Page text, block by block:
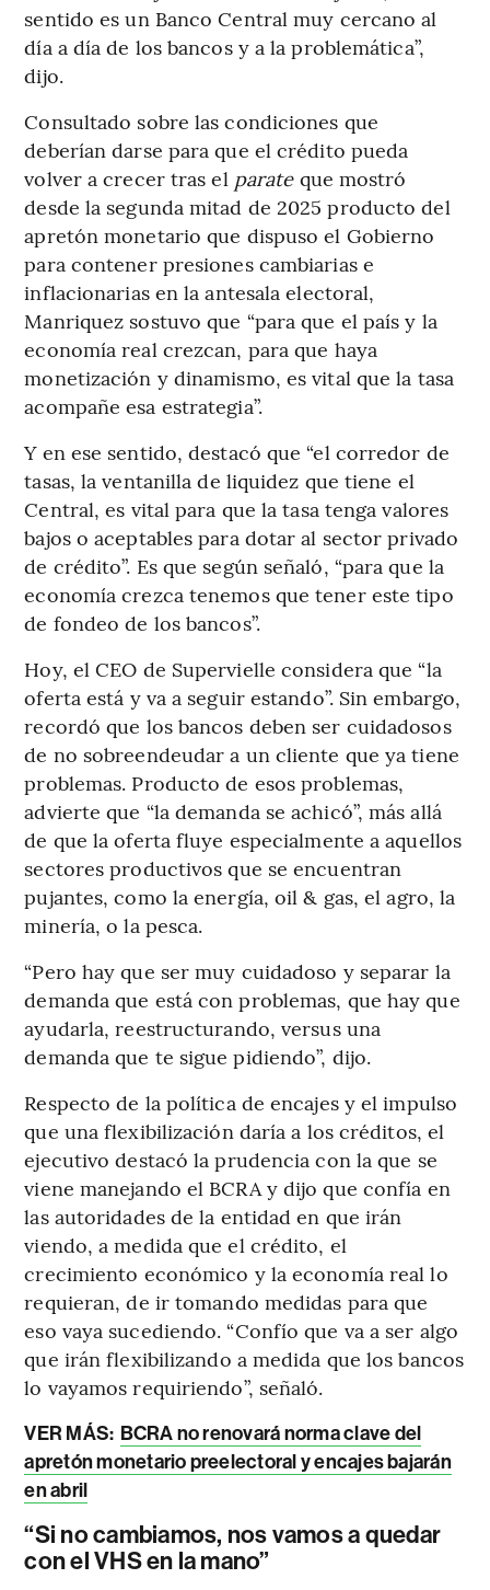
sentido es un Banco Central muy cercano al
día a día de los bancos y a la problemática”,
dijo.
Consultado sobre las condiciones que
deberían darse para que el crédito pueda
volver a crecer tras el parateque mostró
desde la segunda mitad de 2025 producto del
apretón monetario que dispuso el Gobierno
para contener presiones cambiarias e
inflacionarias en la antesala electoral,
Manriquez sostuvo que “para que el país y la
economía real crezcan, para que haya
monetización y dinamismo, es vital que la tasa
acompañe esa estrategia”.
Y en ese sentido, destacó que “el corredor de
tasas, la ventanilla de liquidez que tiene el
Central, es vital para que la tasa tenga valores
bajos o aceptables para dotar al sector privado
de crédito”. Es que según señaló, “para que la
economía crezca tenemos que tener este tipo
de fondeo de los bancos”.
Hoy, el CEO de Supervielle considera que “la
oferta está y va a seguir estando”. Sin embargo,
recordó que los bancos deben ser cuidadosos
de no sobreendeudar a un cliente que ya tiene
problemas. Producto de esos problemas,
advierte que “la demanda se achicó”, más allá
de que la oferta fluye especialmente a aquellos
sectores productivos que se encuentran
pujantes, como la energía, oil & gas, el agro, la
minería, o la pesca.
“Pero hay que ser muy cuidadoso y separar la
demanda que está con problemas, que hay que
ayudarla, reestructurando, versus una
demanda que te sigue pidiendo”, dijo.
Respecto de la política de encajes y el impulso
que una flexibilización daría a los créditos, el
ejecutivo destacó la prudencia con la que se
viene manejando el BCRA y dijo que confía en
las autoridades de la entidad en que irán
viendo, a medida que el crédito, el
crecimiento económico y la economía real lo
requieran, de ir tomando medidas para que
eso vaya sucediendo. “Confío que va a ser algo
que irán flexibilizando a medida que los bancos
lo vayamos requiriendo”, señaló.
VER MÁS: BCRA no renovará norma clave del
apretón monetario preelectoral y encajes bajarán
en abril
“Si no cambiamos, nos vamos a quedar
con el VHS en la mano”